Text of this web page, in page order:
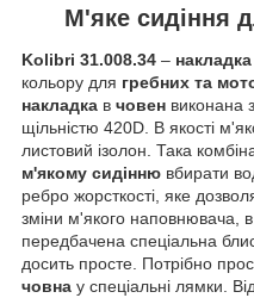
М'яке сидіння
Kolibri 31.008.34 –
кольору для гребних та
накладка в човен виконана
щільністю 420D. В якості
листовий ізолон. Така
м'якому сидінню вбирати
ребро жорсткості, яке
зміни м'якого наповнювача, в
передбачена спеціальна
досить просте. Потрібно
човна у спеціальні лямки.